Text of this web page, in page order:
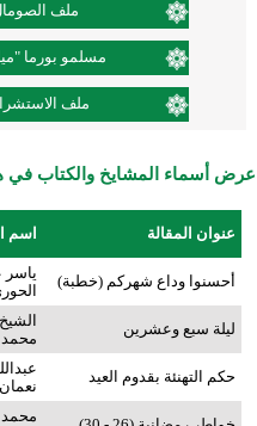
ملف
مسلمو بورما
ملف
عرض أسماء المشايخ والكتاب في
عنوان المقالة اسم
أحسنوا وداع شهركم (خطبة)
ياسر
ليلة سبع وعشرين
محمد
حكم التهنئة بقدوم العيد
محمد